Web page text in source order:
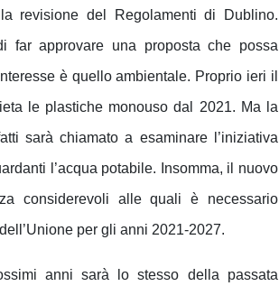
revisione del Regolamenti di Dublino.
far approvare una proposta che possa
è quello ambientale. Proprio ieri il
le plastiche monouso dal 2021. Ma la
sarà chiamato a esaminare l’iniziativa
l’acqua potabile. Insomma, il nuovo
considerevoli alle quali è necessario
per gli anni 2021-2027.
anni sarà lo stesso della passata